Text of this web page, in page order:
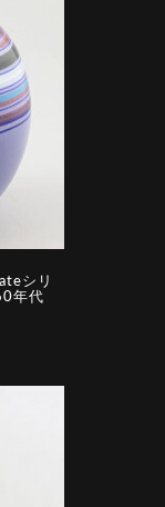
シリ
年代